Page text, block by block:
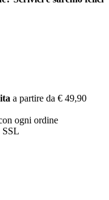
a partire da € 49,90
ogni ordine
SSL